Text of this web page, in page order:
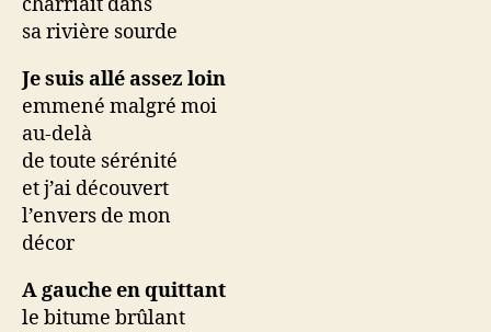
sa rivière sourde
Je suis allé assez loin
emmené malgré moi
au-delà
de toute sérénité
et j’ai découvert
l’envers de mon
décor
A gauche en quittant
le bitume brûlant